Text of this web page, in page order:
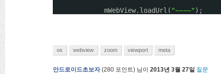
mWebView.loadUrl( "~~~~");
os webview zoom viewport meta
안드로이드초보자 (280 포인트) 님이 2013년 3월 27일 질문